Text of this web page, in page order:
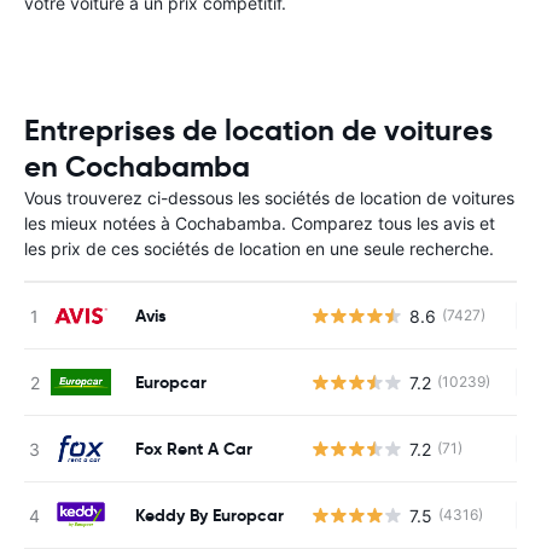
Entreprises de location de voitures
en Cochabamba
Vous trouverez ci-dessous les sociétés de location de voitures
les mieux notées à Cochabamba. Comparez tous les avis et
les prix de ces sociétés de location en une seule recherche.
Avis 8.6 (7427)
Europcar 7.2 (10239)
Fox Rent A Car 7.2 (71)
Keddy By Europcar 7.5 (4316)